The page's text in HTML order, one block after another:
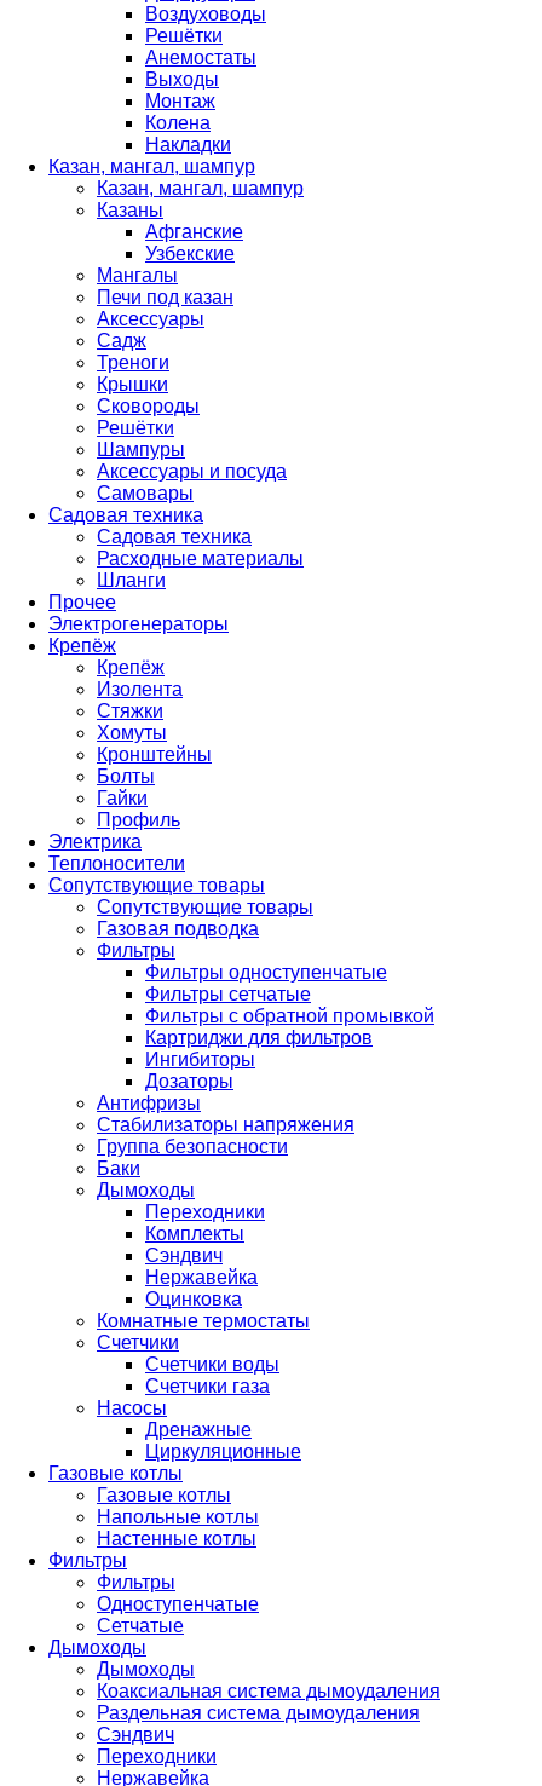
Воздуховоды
Решётки
Анемостаты
Выходы
Монтаж
Колена
Накладки
Казан, мангал, шампур
Казан, мангал, шампур
Казаны
Афганские
Узбекские
Мангалы
Печи под казан
Аксессуары
Садж
Треноги
Крышки
Сковороды
Решётки
Шампуры
Аксессуары и посуда
Самовары
Садовая техника
Садовая техника
Расходные материалы
Шланги
Прочее
Электрогенераторы
Крепёж
Крепёж
Изолента
Стяжки
Хомуты
Кронштейны
Болты
Гайки
Профиль
Электрика
Теплоносители
Сопутствующие товары
Сопутствующие товары
Газовая подводка
Фильтры
Фильтры одноступенчатые
Фильтры сетчатые
Фильтры с обратной промывкой
Картриджи для фильтров
Ингибиторы
Дозаторы
Антифризы
Стабилизаторы напряжения
Группа безопасности
Баки
Дымоходы
Переходники
Комплекты
Сэндвич
Нержавейка
Оцинковка
Комнатные термостаты
Счетчики
Счетчики воды
Счетчики газа
Насосы
Дренажные
Циркуляционные
Газовые котлы
Газовые котлы
Напольные котлы
Настенные котлы
Фильтры
Фильтры
Одноступенчатые
Сетчатые
Дымоходы
Дымоходы
Коаксиальная система дымоудаления
Раздельная система дымоудаления
Сэндвич
Переходники
Нержавейка